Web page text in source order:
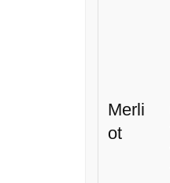
Merli
ot